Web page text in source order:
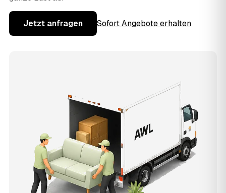
Jetzt anfragen Sofort Angebote erhalten